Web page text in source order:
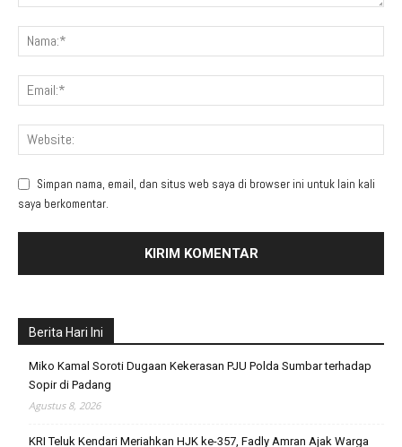
Simpan nama, email, dan situs web saya di browser ini untuk lain kali
saya berkomentar.
Berita Hari Ini
Miko Kamal Soroti Dugaan Kekerasan PJU Polda Sumbar terhadap
Sopir di Padang
Agustus 8, 2026
KRI Teluk Kendari Meriahkan HJK ke-357, Fadly Amran Ajak Warga